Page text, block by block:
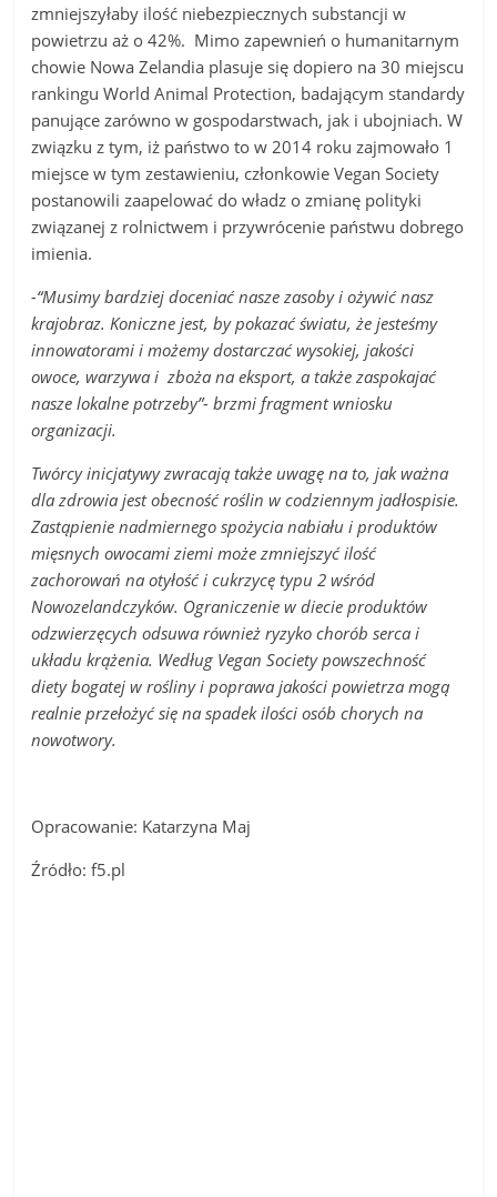
zmniejszyłaby ilość niebezpiecznych substancji w
powietrzu aż o 42%. Mimo zapewnień o humanitarnym
chowie Nowa Zelandia plasuje się dopiero na 30 miejscu
rankingu World Animal Protection, badającym standardy
panujące zarówno w gospodarstwach, jak i ubojniach. W
związku z tym, iż państwo to w 2014 roku zajmowało 1
miejsce w tym zestawieniu, członkowie Vegan Society
postanowili zaapelować do władz o zmianę polityki
związanej z rolnictwem i przywrócenie państwu dobrego
imienia.
-“Musimy bardziej doceniać nasze zasoby i ożywić nasz
krajobraz. Koniczne jest, by pokazać światu, że jesteśmy
innowatorami i możemy dostarczać wysokiej, jakości
owoce, warzywa i zboża na eksport, a także zaspokajać
nasze lokalne potrzeby”-brzmi fragment wniosku
organizacji.
Twórcy inicjatywy zwracają także uwagę na to, jak ważna
dla zdrowia jest obecność roślin w codziennym jadłospisie.
Zastąpienie nadmiernego spożycia nabiału i produktów
mięsnych owocami ziemi może zmniejszyć ilość
zachorowań na otyłość i cukrzycę typu 2 wśród
Nowozelandczyków. Ograniczenie w diecie produktów
odzwierzęcych odsuwa również ryzyko chorób serca i
układu krążenia. Według Vegan Society powszechność
diety bogatej w rośliny i poprawa jakości powietrza mogą
realnie przełożyć się na spadek ilości osób chorych na
nowotwory.
Opracowanie: Katarzyna Maj
Źródło: f5.pl